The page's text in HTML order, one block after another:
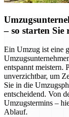
– so starten Sie
Ein Umzug ist eine
entspannt meistern.
unverzichtbar, um
Sie in die
entscheidend. Von
Umzugstermins –
Ablauf.